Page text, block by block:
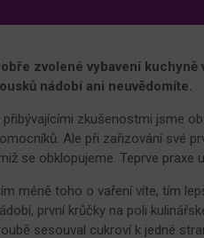
zvolené vybavení
nádobí ani neuvědomíte.
přibývajícími zkušenostmi jsme
Ale při zařizování své
se obklopujeme. Teprve praxe
méně toho o vaření víte, tím
první krůčky na poli
sesouval cukroví k jedné